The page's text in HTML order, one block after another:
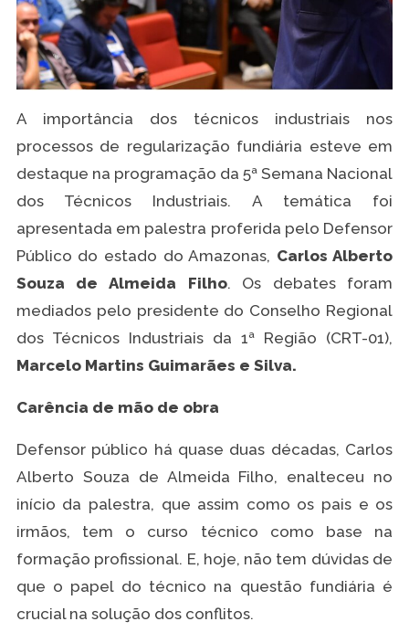
A importância dos técnicos industriais nos
processos de regularização fundiária esteve em
destaque na programação da 5ª Semana Nacional
dos Técnicos Industriais. A temática foi
apresentada em palestra proferida pelo Defensor
Público do estado do Amazonas, Carlos Alberto
Souza de Almeida Filho. Os debates foram
mediados pelo presidente do Conselho Regional
dos Técnicos Industriais da 1ª Região (CRT-01),
Marcelo Martins Guimarães e Silva.
Carência de mão de obra
Defensor público há quase duas décadas, Carlos
Alberto Souza de Almeida Filho, enalteceu no
início da palestra, que assim como os pais e os
irmãos, tem o curso técnico como base na
formação profissional. E, hoje, não tem dúvidas de
que o papel do técnico na questão fundiária é
crucial na solução dos conflitos.